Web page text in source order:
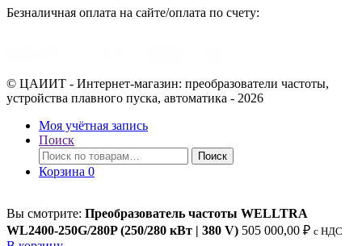
Безналичная оплата на сайте/оплата по счету:
© ЦАИИТ - Интернет-магазин: преобразователи частоты,
устройства плавного пуска, автоматика - 2026
Моя учётная запись
Поиск
Искать:
Поиск
Корзина 0
Вы смотрите: Преобразователь частоты WELLTRA
WL2400-250G/280P (250/280 кВт | 380 V) 505 000,00 ₽ c НДС